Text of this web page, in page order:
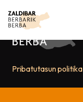
Pribatutasun politika